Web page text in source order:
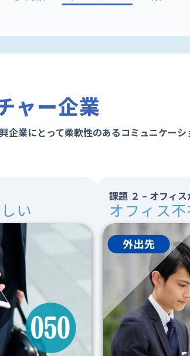
ャー企業
業にとって柔軟性のあるコミュニケー
い
課題 ２ – オフィ
オフィス